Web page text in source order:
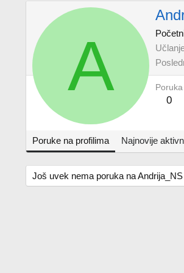
A Poruka
0
Poruke na profilima Najnovije
Još uvek nema poruka na Andrija_NS